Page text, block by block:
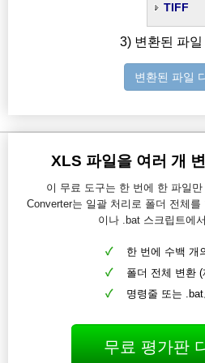
TIFF
3) 변환된 파일
변환된 파일
XLS 파일을 여러 개
이 무료 도구는 한 번에 한 파일
Converter는 일괄 처리로 폴더 전체
이나 .bat 스크립트에
한 번에 수백 개
폴더 전체 변환 (
명령줄 또는
무료 평가판